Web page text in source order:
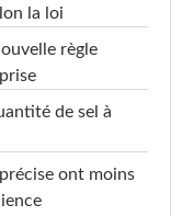
la loi
règle
de sel à
ont moins